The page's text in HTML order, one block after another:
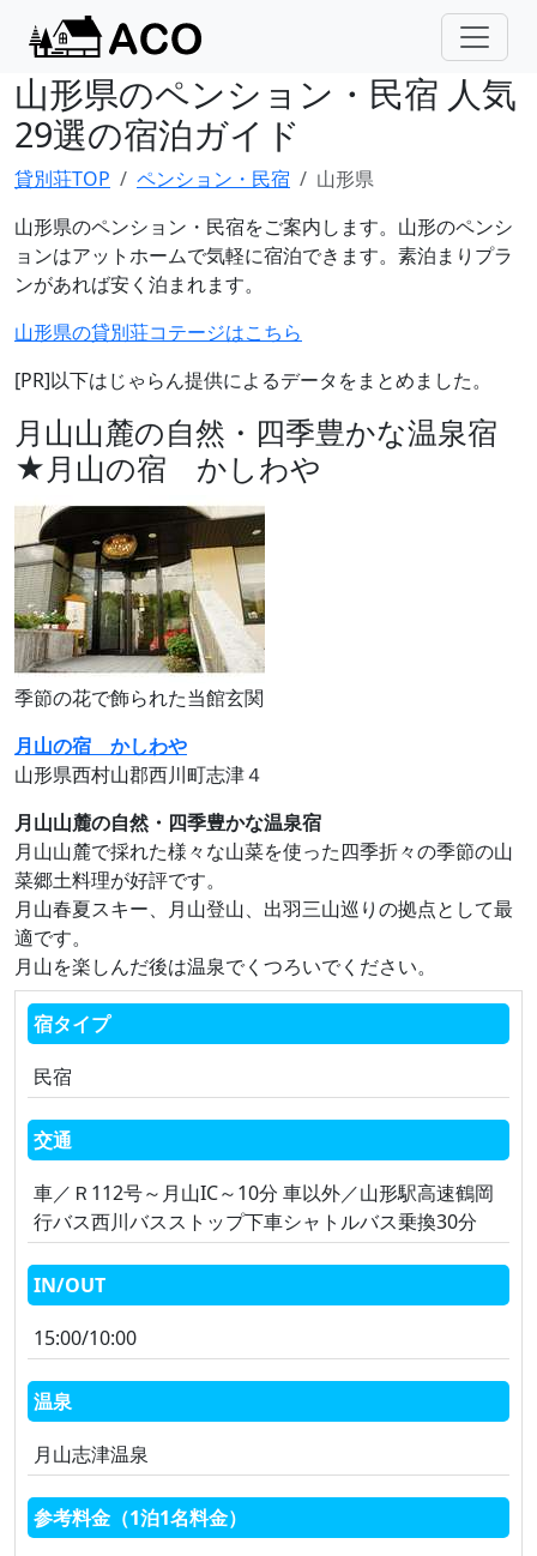
山形県のペンション・民宿 人気
29選の宿泊ガイド
貸別荘TOP ペンション・民宿
山形県
山形県のペンション・民宿をご案内します。山形のペンシ
ョンはアットホームで気軽に宿泊できます。素泊まりプラ
ンがあれば安く泊まれます。
山形県の貸別荘コテージはこちら
[PR]以下はじゃらん提供によるデータをまとめました。
月山山麓の自然・四季豊かな温泉宿
★月山の宿 かしわや
季節の花で飾られた当館玄関
月山の宿 かしわや
山形県西村山郡西川町志津４
月山山麓の自然・四季豊かな温泉宿
月山山麓で採れた様々な山菜を使った四季折々の季節の山
菜郷土料理が好評です。
月山春夏スキー、月山登山、出羽三山巡りの拠点として最
適です。
月山を楽しんだ後は温泉でくつろいでください。
宿タイプ
民宿
交通
車／Ｒ112号～月山IC～10分 車以外／山形駅高速鶴岡
行バス西川バスストップ下車シャトルバス乗換30分
IN/OUT
15:00/10:00
温泉
月山志津温泉
参考料金（1泊1名料金）